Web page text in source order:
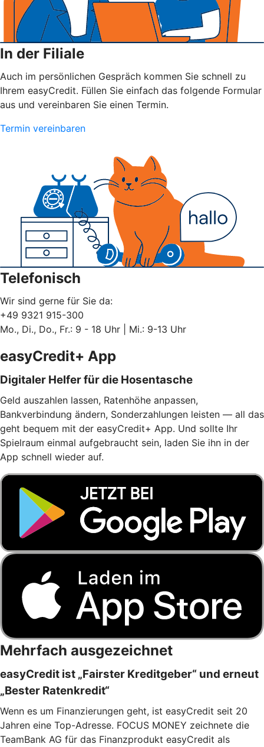
In der Filiale
Auch im persönlichen Gespräch kommen Sie schnell zu
Ihrem easyCredit. Füllen Sie einfach das folgende Formular
aus und vereinbaren Sie einen Termin.
Termin vereinbaren
Telefonisch
Wir sind gerne für Sie da:
+49 9321 915-300
Mo., Di., Do., Fr.: 9 - 18 Uhr | Mi.: 9-13 Uhr
easyCredit+ App
Digitaler Helfer für die Hosentasche
Geld auszahlen lassen, Ratenhöhe anpassen,
Bankverbindung ändern, Sonderzahlungen leisten — all das
geht bequem mit der easyCredit+ App. Und sollte Ihr
Spielraum einmal aufgebraucht sein, laden Sie ihn in der
App schnell wieder auf.
Mehrfach ausgezeichnet
easyCredit ist „Fairster Kreditgeber“ und erneut
„Bester Ratenkredit“
Wenn es um Finanzierungen geht, ist easyCredit seit 20
Jahren eine Top-Adresse. FOCUS MONEY zeichnete die
TeamBank AG für das Finanzprodukt easyCredit als